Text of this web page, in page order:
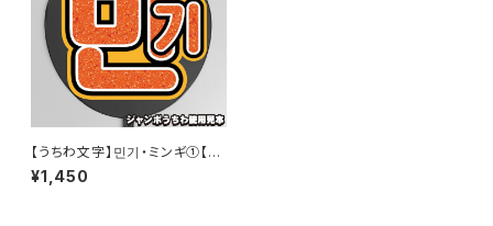
【うちわ文字】민기・ミンギ①【A
TEEZ】
¥1,450